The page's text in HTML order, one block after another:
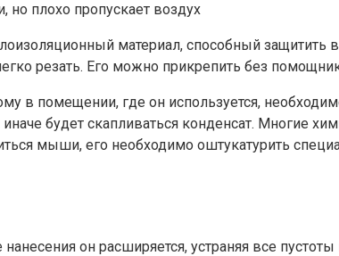
но плохо пропускает воздух
материал, способный защитить
резать. Его можно прикрепить без
в помещении, где он используется,
будет скапливаться конденсат. Многие
мыши, его необходимо оштукатурить
он расширяется, устраняя все